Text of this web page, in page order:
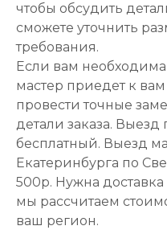
чтобы обсудить
сможете уточнить
требования.
Если вам
мастер приедет к вам
провести точные
детали заказа. Выезд
бесплатный. Выезд
Екатеринбурга по
500р. Нужна
мы рассчитаем
ваш регион.